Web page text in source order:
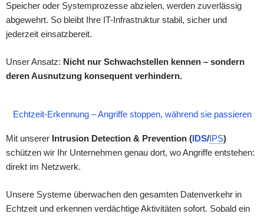
Speicher oder Systemprozesse abzielen, werden zuverlässig
abgewehrt. So bleibt Ihre IT-Infrastruktur stabil, sicher und
jederzeit einsatzbereit.
Unser Ansatz: Nicht nur Schwachstellen kennen – sondern
deren Ausnutzung konsequent verhindern.
Echtzeit-Erkennung – Angriffe stoppen, während sie passieren
Mit unserer Intrusion Detection & Prevention (IDS/IPS)
schützen wir Ihr Unternehmen genau dort, wo Angriffe entstehen:
direkt im Netzwerk.
Unsere Systeme überwachen den gesamten Datenverkehr in
Echtzeit und erkennen verdächtige Aktivitäten sofort. Sobald ein